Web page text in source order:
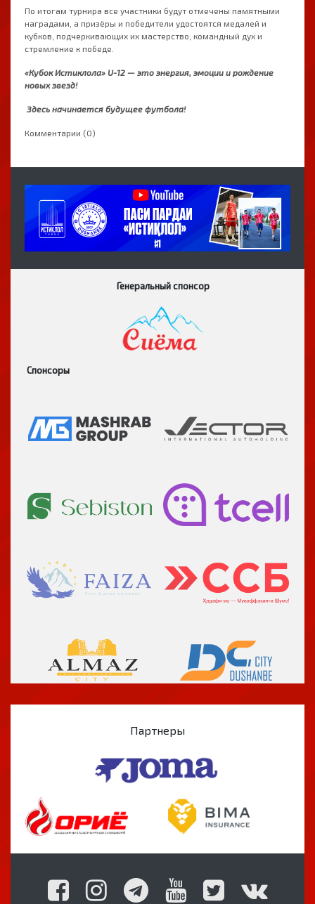
По итогам турнира все участники будут отмечены памятными
наградами, а призёры и победители удостоятся медалей и
кубков, подчеркивающих их мастерство, командный дух и
стремление к победе.
«Кубок Истиклола» U-12 — это энергия, эмоции и рождение
новых звезд!
Здесь начинается будущее футбола!
Комментарии (0)
Генеральный спонсор
Спонсоры
Партнеры